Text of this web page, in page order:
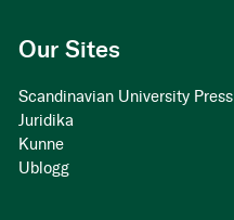
Our Sites
Scandinavian University Press
Juridika
Kunne
Ublogg